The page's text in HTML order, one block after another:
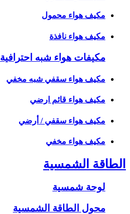
مكيف هواء محمول
مكيف هواء نافذة
مكيفات هواء شبه احترافية
مكيف هواء سقفي شبه مخفي
مكيف هواء قائم ارضي
مكيف هواء سقفي / أرضي
مكيف هواء مخفي
الطاقة الشمسية
لوحة شمسية
محول الطاقة الشمسية